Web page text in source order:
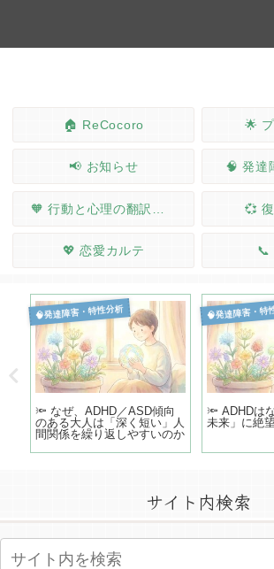
🏠 ReCocoro 🌟
📢 お知らせ 🧠 発達
💞
💖 恋愛カルテ 📞
🧠発達障害・特性分析
🔦 なぜ、ADHD／ASD傾向
のある大人は「深く短い」人
間関係を繰り返しやすいのか
🧠発達障害・特
🔦 ADHDは
未来」に絶
サイト内検索